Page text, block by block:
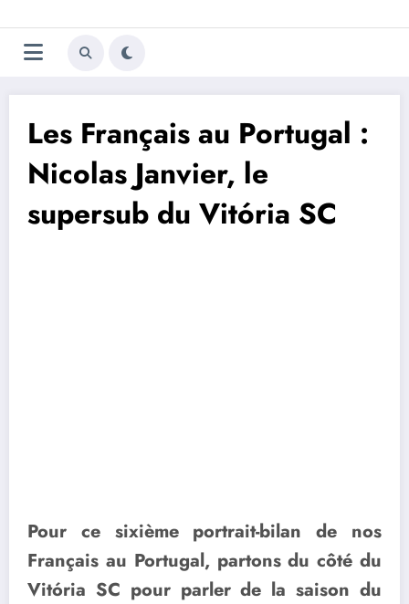
au
contenu
Trivela
L'actualité du football
Les Français au Portugal :
Nicolas Janvier, le
supersub du Vitória SC
Pour ce sixième portrait-bilan de nos
Français au Portugal, partons du côté du
Vitória SC pour parler de la saison du